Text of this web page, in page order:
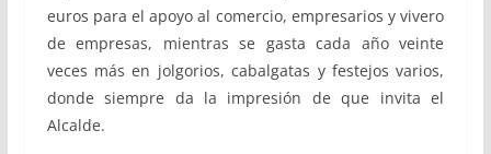
euros para el apoyo al comercio, empresarios y vivero
de empresas, mientras se gasta cada año veinte
veces más en jolgorios, cabalgatas y festejos varios,
donde siempre da la impresión de que invita el
Alcalde.